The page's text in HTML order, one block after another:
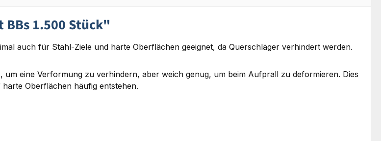
1.500 Stück"
auch für Stahl-Ziele und harte Oberflächen geeignet, da Querschläger verhindert werden.
eine Verformung zu verhindern, aber weich genug, um beim Aufprall zu deformieren. Dies
harte Oberflächen häufig entstehen.